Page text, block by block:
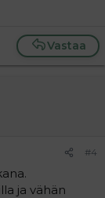
Vastaa
#4
ja vähän